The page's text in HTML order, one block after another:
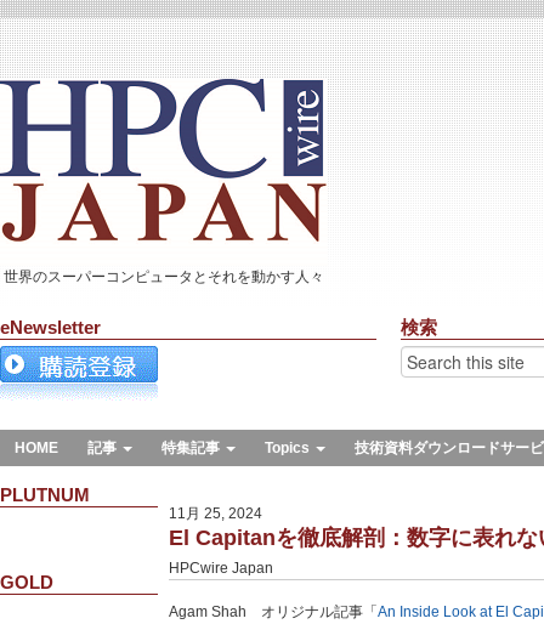
世界のスーパーコンピュータとそれを動かす人々
eNewsletter 検索
HOME 記事 特集記事 Topics 技術資料ダウンロードサー
PLUTNUM
GOLD
11月 25, 2024
El Capitanを徹底解剖：数字に表れな
HPCwire Japan
Agam Shah オリジナル記事「 An Inside Look at El